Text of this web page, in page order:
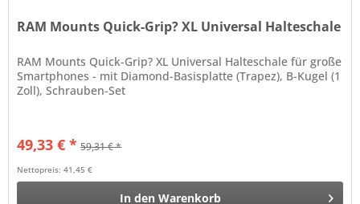
RAM Mounts Quick-Grip? XL Universal Halteschale
RAM Mounts Quick-Grip? XL Universal Halteschale für große
Smartphones - mit Diamond-Basisplatte (Trapez), B-Kugel (1
Zoll), Schrauben-Set
49,33 € * 59,31 € *
Nettopreis: 41,45 €
In den Warenkorb